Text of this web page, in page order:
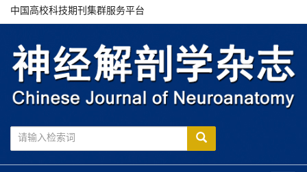
中国高校科技期刊集群服务平台